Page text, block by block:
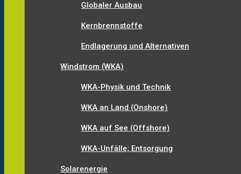
Globaler Ausbau
Kernbrennstoffe
Endlagerung und Alternativen
Windstrom (WKA)
WKA-Physik und Technik
WKA an Land (Onshore)
WKA auf See (Offshore)
WKA-Unfälle; Entsorgung
Solarenergie